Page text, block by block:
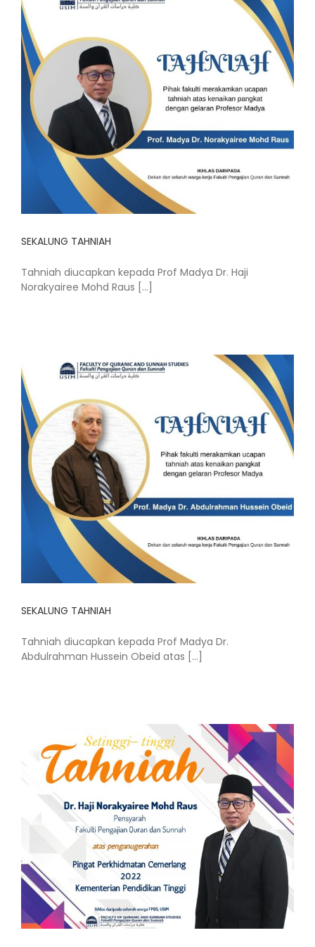
SEKALUNG TAHNIAH
Tahniah diucapkan kepada Prof Madya Dr. Haji
Norakyairee Mohd Raus [...]
SEKALUNG TAHNIAH
Tahniah diucapkan kepada Prof Madya Dr.
Abdulrahman Hussein Obeid atas [...]